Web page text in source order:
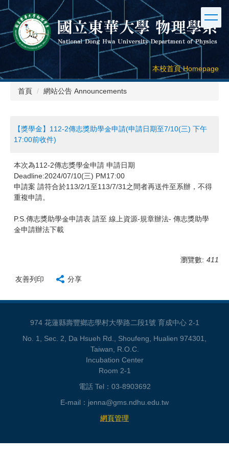
跳
要
區
本校首頁 Homepage
首頁 網站公告 Announcements
【獎學金】112-2傳志獎助學金申請(申請日期至7/10(三) 下午
17:00前收件)
本次為112-2傳志獎學金申請 申請日期
Deadline:2024/07/10(三) PM17:00
申請案 請符合於113/2/1至113/7/31之間者再送件至系辦，不得
重複申請。
P.S.傳志獎助學金申請表 請至 線上資源-規章辦法- 傳志獎助學
金申請辦法下載
瀏覽數: 411
友善列印 分享
974 花蓮縣壽豐鄉志學村大學路二段1號 育成中心 2-1
No. 1, Sec. 2, Da Hsueh Rd., Shoufeng, Hualien 974301,
Taiwan, R.O.C.
Incubation Center
Room 2-1
電話 Tel：03-8903692
E-mail：jenna@gms.ndhu.edu.tw
網頁管理